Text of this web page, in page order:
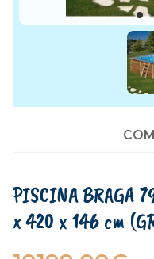
PISCINA BRAGA
x 420 x 146 cm